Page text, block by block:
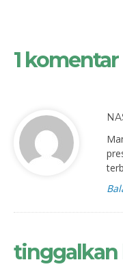
1 komentar
tinggalkan